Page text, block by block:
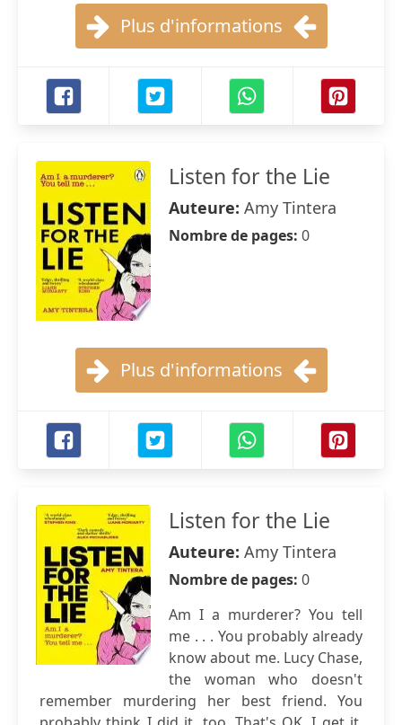
Plus d'informations
Listen for the Lie
Auteure: Amy Tintera
Nombre de pages: 0
Plus d'informations
Listen for the Lie
Auteure: Amy Tintera
Nombre de pages: 0
Am I a murderer? You tell
me . . . You probably already
know about me. Lucy Chase,
the woman who doesn't
remember murdering her best friend. You